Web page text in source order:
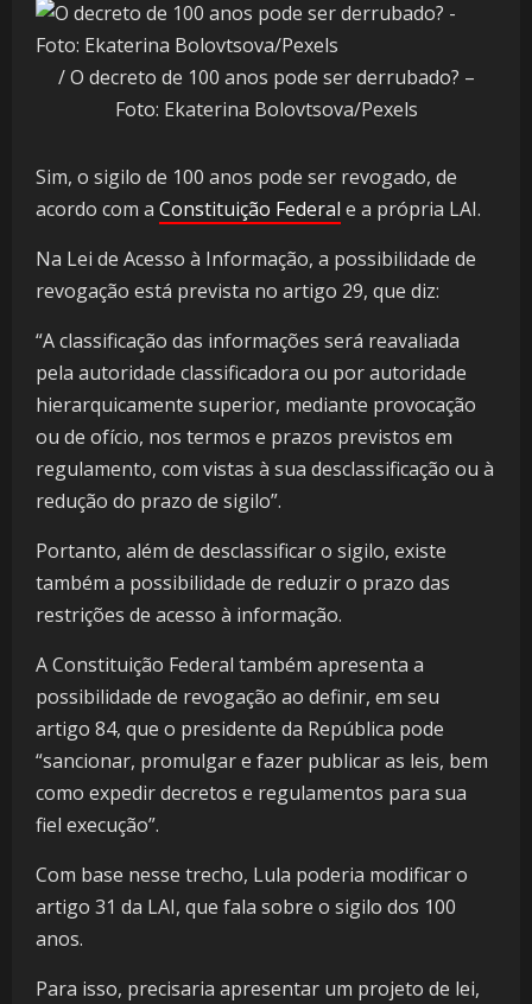
/ O decreto de 100 anos pode ser derrubado? –
Foto: Ekaterina Bolovtsova/Pexels
Sim, o sigilo de 100 anos pode ser revogado, de
acordo com a Constituição Federal e a própria LAI.
Na Lei de Acesso à Informação, a possibilidade de
revogação está prevista no artigo 29, que diz:
“A classificação das informações será reavaliada
pela autoridade classificadora ou por autoridade
hierarquicamente superior, mediante provocação
ou de ofício, nos termos e prazos previstos em
regulamento, com vistas à sua desclassificação ou à
redução do prazo de sigilo”.
Portanto, além de desclassificar o sigilo, existe
também a possibilidade de reduzir o prazo das
restrições de acesso à informação.
A Constituição Federal também apresenta a
possibilidade de revogação ao definir, em seu
artigo 84, que o presidente da República pode
“sancionar, promulgar e fazer publicar as leis, bem
como expedir decretos e regulamentos para sua
fiel execução”.
Com base nesse trecho, Lula poderia modificar o
artigo 31 da LAI, que fala sobre o sigilo dos 100
anos.
Para isso, precisaria apresentar um projeto de lei,